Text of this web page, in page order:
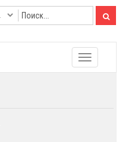
Toggle